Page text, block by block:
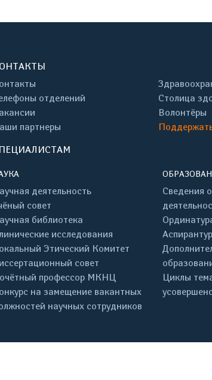
отделений
партнеры
Столица
Волонтёры
деятельность
совет
библиотека
исследования
Этический Комитет
совет
профессор МКНЦ
на замещение вакантных
научных сотрудников
Сведения
Циклы